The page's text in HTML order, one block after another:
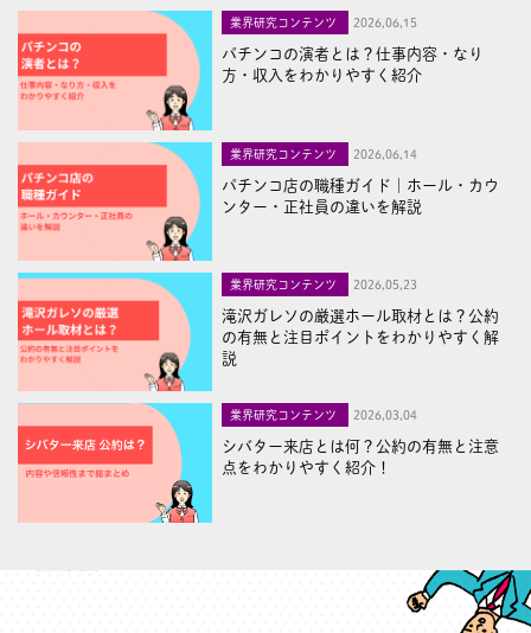
業界研究コンテンツ 2026,06,15
パチンコの演者とは？仕事内容・なり
方・収入をわかりやすく紹介
業界研究コンテンツ 2026,06,14
パチンコ店の職種ガイド｜ホール・カウ
ンター・正社員の違いを解説
業界研究コンテンツ 2026,05,23
滝沢ガレソの厳選ホール取材とは？公約
の有無と注目ポイントをわかりやすく解
説
業界研究コンテンツ 2026,03,04
シバター来店とは何？公約の有無と注意
点をわかりやすく紹介！